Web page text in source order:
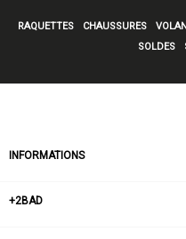
RAQUETTES CHAUSSURES
SOLDES
INFORMATIONS
+2BAD